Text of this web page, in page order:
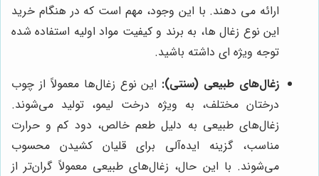
ارائه می دهند. با این وجود، مهم است که در هنگام خرید
این نوع زغال ها، به برند و کیفیت مواد اولیه استفاده شده
توجه ویژه ای داشته باشید.
زغال‌های طبیعی (سنتی): این نوع زغال‌ها معمولاً از چوب
درختان مختلف، به ویژه درخت لیمو، تولید می‌شوند.
زغال‌های طبیعی به دلیل طعم خالص، دود کم و حرارت
مناسب، گزینه ایده‌آلی برای قلیان کشیدن محسوب
می‌شوند. با این حال، زغال‌های طبیعی معمولاً گران‌تر از